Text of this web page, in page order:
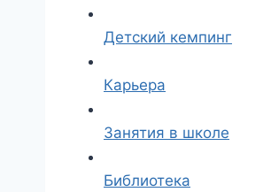
Детский кемпинг
Карьера
Занятия в школе
Библиотека